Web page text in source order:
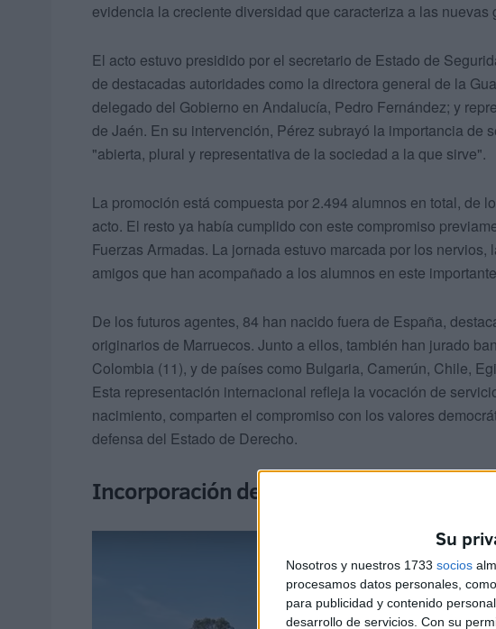
Su
Nosotros y nuestros 1733 socios
procesamos datos personales,
para publicidad y contenido
desarrollo de servicios. Con su
evidencia la creciente diversidad que caracteriza a las nuevas
El acto estuvo presidido por el secretario de Estado de
de destacadas autoridades como la directora general de la
delegado del Gobierno en Andalucía, Pedro Fernández; y
de Jaén. En su intervención, Pérez subrayó la importancia de
"abierta, plural y representativa de la sociedad a la que sirve".
La promoción está compuesta por 2.494 alumnos en total, de
acto. El resto ya había cumplido con este compromiso
Fuerzas Armadas. La jornada estuvo marcada por los
amigos que han acompañado a los alumnos en este
De los futuros agentes, 84 han nacido fuera de España,
originarios de Marruecos. Junto a ellos, también han jurado
Colombia (11), y de países como Bulgaria, Camerún, Chile,
Esta representación internacional refleja la vocación de
nacimiento, comparten el compromiso con los valores
defensa del Estado de Derecho.
Incorporación del talento femenino: un